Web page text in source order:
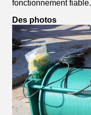
fonctionnement fiable.
Des photos